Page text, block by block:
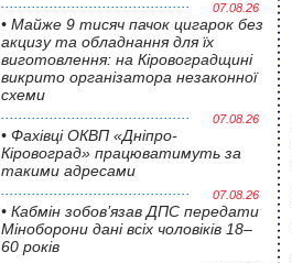
07.08.26
• Майже 9 тисяч пачок цигарок без
акцизу та обладнання для їх
виготовлення: на Кіровоградщині
викрито організатора незаконної
схеми
07.08.26
• Фахівці ОКВП «Дніпро-
Кіровоград» працюватимуть за
такими адресами
07.08.26
• Кабмін зобов’язав ДПС передати
Міноборони дані всіх чоловіків 18–
60 років